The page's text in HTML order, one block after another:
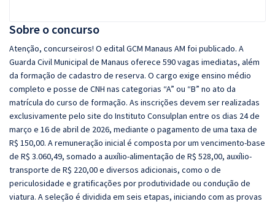
Sobre o concurso
Atenção, concurseiros! O edital GCM Manaus AM foi publicado. A
Guarda Civil Municipal de Manaus oferece 590 vagas imediatas, além
da formação de cadastro de reserva. O cargo exige ensino médio
completo e posse de CNH nas categorias “A” ou “B” no ato da
matrícula do curso de formação. As inscrições devem ser realizadas
exclusivamente pelo site do Instituto Consulplan entre os dias 24 de
março e 16 de abril de 2026, mediante o pagamento de uma taxa de
R$ 150,00. A remuneração inicial é composta por um vencimento-base
de R$ 3.060,49, somado a auxílio-alimentação de R$ 528,00, auxílio-
transporte de R$ 220,00 e diversos adicionais, como o de
periculosidade e gratificações por produtividade ou condução de
viatura. A seleção é dividida em seis etapas, iniciando com as provas